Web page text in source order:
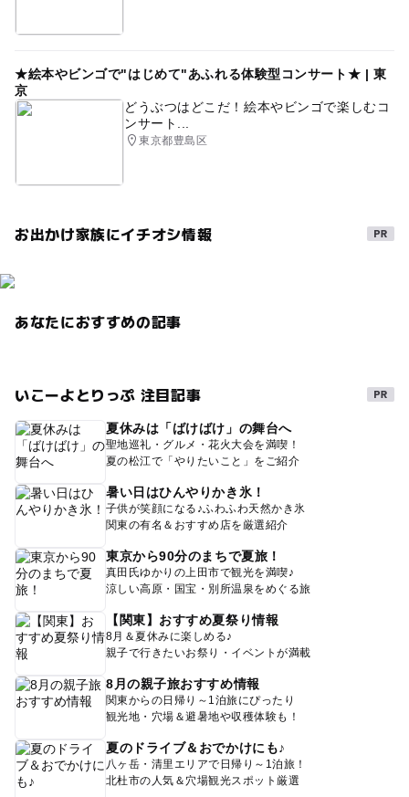
★絵本やビンゴで"はじめて"あふれる体験型コンサート★ | 東
京
どうぶつはどこだ！絵本やビンゴで楽しむコ
ンサート...
東京都豊島区
お出かけ家族にイチオシ情報
あなたにおすすめの記事
いこーよとりっぷ 注目記事
夏休みは「ばけばけ」の舞台へ
聖地巡礼・グルメ・花火大会を満喫！
夏の松江で「やりたいこと」をご紹介
暑い日はひんやりかき氷！
子供が笑顔になる♪ふわふわ天然かき氷
関東の有名＆おすすめ店を厳選紹介
東京から90分のまちで夏旅！
真田氏ゆかりの上田市で観光を満喫♪
涼しい高原・国宝・別所温泉をめぐる旅
【関東】おすすめ夏祭り情報
8月＆夏休みに楽しめる♪
親子で行きたいお祭り・イベントが満載
8月の親子旅おすすめ情報
関東からの日帰り～1泊旅にぴったり
観光地・穴場＆避暑地や収穫体験も！
夏のドライブ＆おでかけにも♪
八ヶ岳・清里エリアで日帰り～1泊旅！
北杜市の人気＆穴場観光スポット厳選